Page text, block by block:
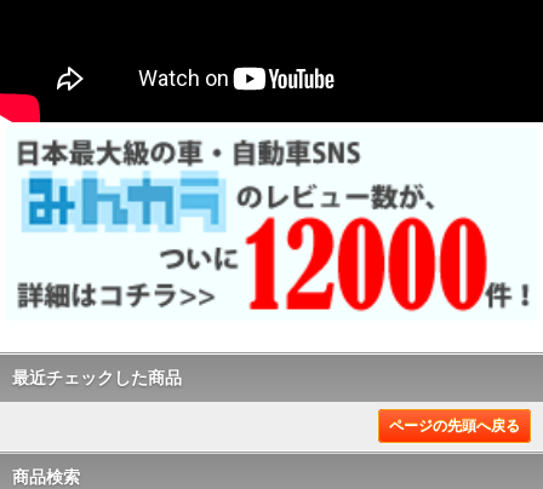
最近チェックした商品
ページの先頭へ戻る
商品検索